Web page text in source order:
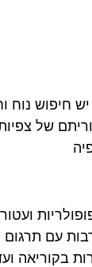
חיפוש נוח
של
עם תרגום
בקוריאה